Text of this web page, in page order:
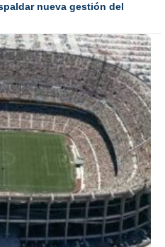
nueva gestión del